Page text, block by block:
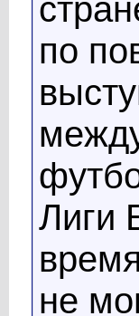
по
Лиги
не